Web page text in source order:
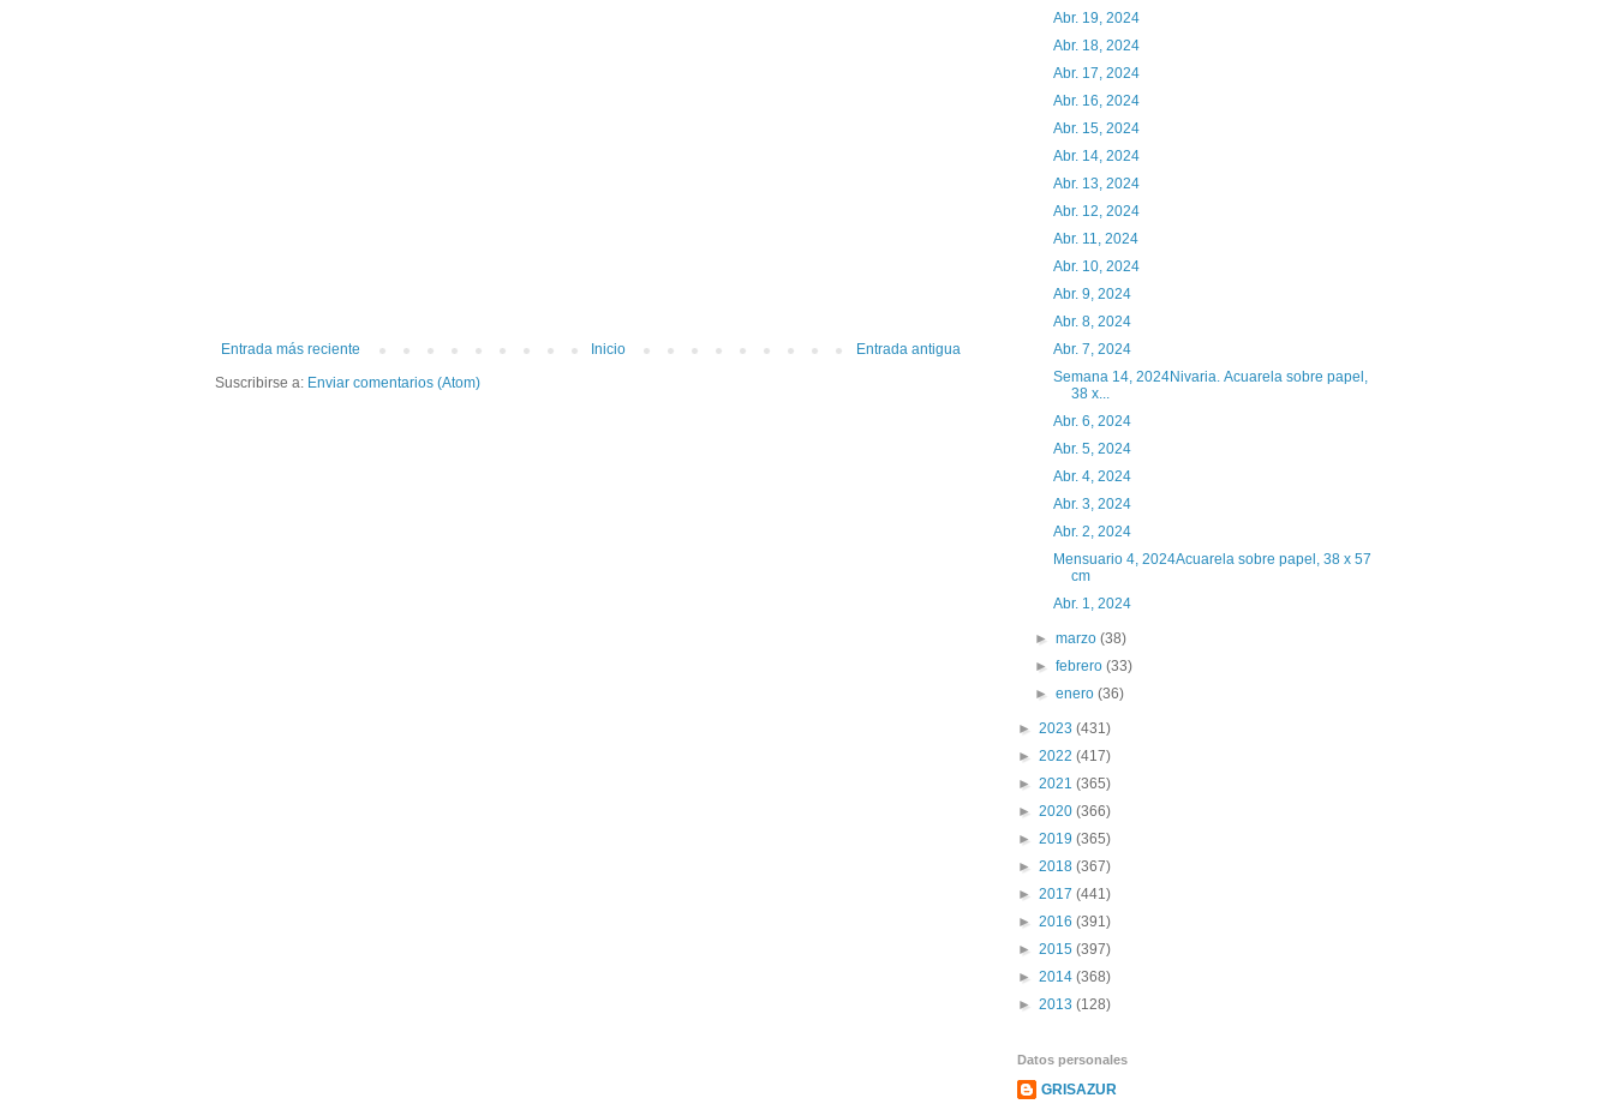
Entrada más reciente Entrada antigua
Inicio
Suscribirse a: Enviar comentarios (Atom)
Abr. 19, 2024
Abr. 18, 2024
Abr. 17, 2024
Abr. 16, 2024
Abr. 15, 2024
Abr. 14, 2024
Abr. 13, 2024
Abr. 12, 2024
Abr. 11, 2024
Abr. 10, 2024
Abr. 9, 2024
Abr. 8, 2024
Abr. 7, 2024
Semana 14, 2024Nivaria. Acuarela sobre papel,
38 x...
Abr. 6, 2024
Abr. 5, 2024
Abr. 4, 2024
Abr. 3, 2024
Abr. 2, 2024
Mensuario 4, 2024Acuarela sobre papel, 38 x 57
cm
Abr. 1, 2024
►marzo(38)
►febrero(33)
►enero(36)
► 2023 (431)
► 2022 (417)
► 2021 (365)
► 2020 (366)
► 2019 (365)
► 2018 (367)
► 2017 (441)
► 2016 (391)
► 2015 (397)
► 2014 (368)
► 2013 (128)
Datos personales
GRISAZUR